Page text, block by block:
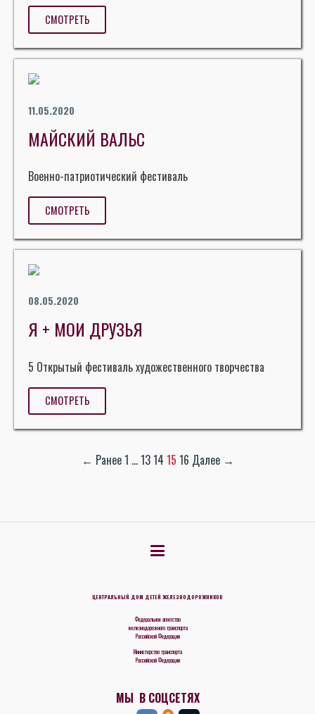
СМОТРЕТЬ
11.05.2020
МАЙСКИЙ ВАЛЬС
Военно-патриотический фестиваль
СМОТРЕТЬ
08.05.2020
Я + МОИ ДРУЗЬЯ
5 Открытый фестиваль художественного творчества
СМОТРЕТЬ
← Ранее1 …1314 15 16 Далее →
ЦЕНТРАЛЬНЫЙ ДОМ ДЕТЕЙ ЖЕЛЕЗНОДОРОЖНИКОВ
Федеральное агентство
железнодорожного транспорта
Российской Федерации
Министерство транспорта
Российской Федерации
МЫ В СОЦСЕТЯХ